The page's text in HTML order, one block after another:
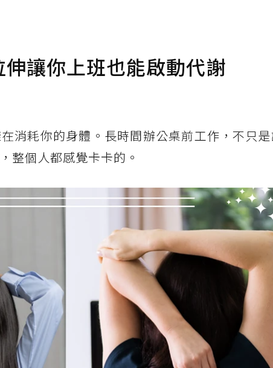
讓你上班也能啟動代謝
消耗你的身體。長時間辦公桌前工作，不只
整個人都感覺卡卡的。